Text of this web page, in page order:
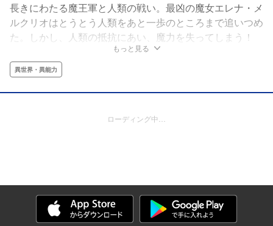
長きにわたる魔王軍と人類の戦い。最凶の魔女エレナ・メ
ルクリオはとうとう人類をあと一歩のところまで追いつめ
た。しかし、人類の抵抗にあい、魔力を失ってしまう！
「くそ…！覚えておれ、忌まわしき人間！」再び魔力が戻
ったら、今度こそ人類を終わらせる——、はずだったが、
素朴で優しい村人タロと出会ったことで、逆に“人助け”の
旅をすることになってしまって――!?元・最凶の魔女が世
もっと見る
異世界・異能力
ローディング中…